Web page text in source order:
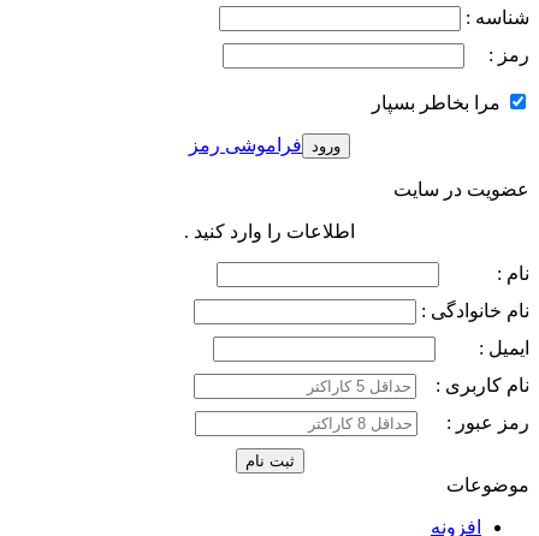
شناسه :
رمز :
مرا بخاطر بسپار
فراموشی رمز
عضویت در سایت
اطلاعات را وارد کنید .
نام :
نام خانوادگی :
ایمیل :
نام کاربری :
رمز عبور :
موضوعات
افزونه